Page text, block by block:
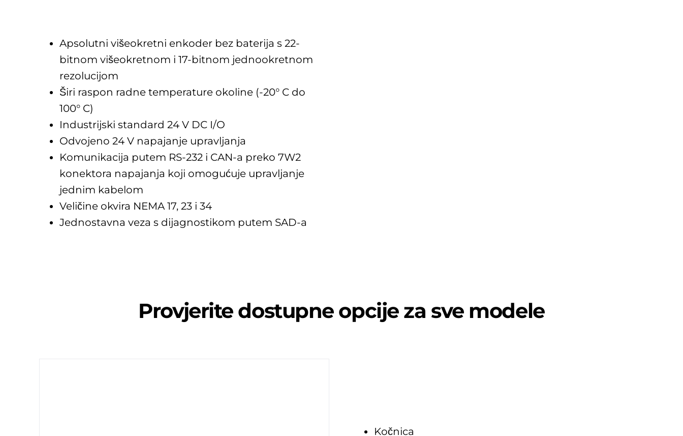
Apsolutni višeokretni enkoder bez baterija s 22-
bitnom višeokretnom i 17-bitnom jednookretnom
rezolucijom
Širi raspon radne temperature okoline (-20° C do
100° C)
Industrijski standard 24 V DC I/O
Odvojeno 24 V napajanje upravljanja
Komunikacija putem RS-232 i CAN-a preko 7W2
konektora napajanja koji omogućuje upravljanje
jednim kabelom
Veličine okvira NEMA 17, 23 i 34
Jednostavna veza s dijagnostikom putem SAD-a
Provjerite dostupne opcije za sve modele
Kočnica